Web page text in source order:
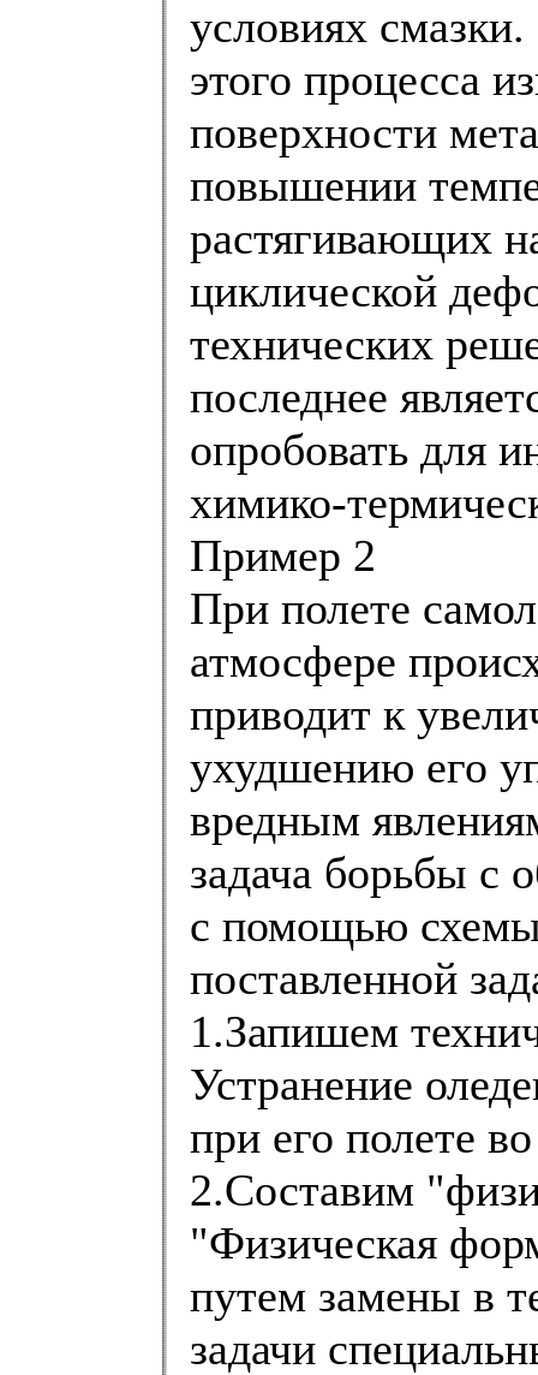
условиях
этого процесса
поверхности
повышении
растягивающих
циклической
технических
последнее
опробовать для
химико-
Пример 2
При полете
атмосфере
приводит к
ухудшению его
вредным
задача борьбы с
с помощью
поставленной
1.Запишем
Устранение
при его полете
2.Составим
"Физическая
путем замены в
задачи